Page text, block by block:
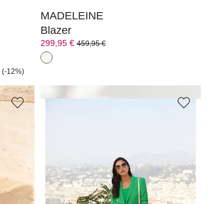
(-12%)
MADELEINE
Blazer
299,95 €459,95 €
(-36%)
239,95 €
Meilleur prix sous 30 jours**: 109,95 € (-41%)